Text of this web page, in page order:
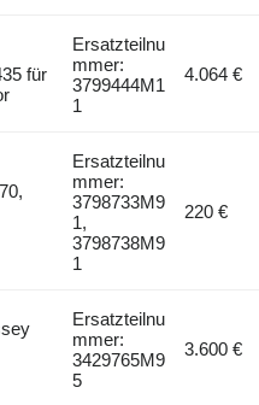
für
Ersatzteilnu
mmer:
3799444M1
1
4.064 €
Ersatzteilnu
mmer:
3798733M9
1,
3798738M9
1
220 €
Ersatzteilnu
mmer:
3429765M9
5
3.600 €